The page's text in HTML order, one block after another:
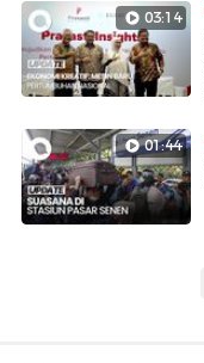
03:14
01:44